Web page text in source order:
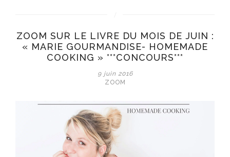
on
enfile
nos
les
manches
et
on
entame
ZOOM SUR LE LIVRE DU MOIS DE JUIN :
« MARIE GOURMANDISE- HOMEMADE
COOKING » ***CONCOURS***
9 juin 2016
ZOOM